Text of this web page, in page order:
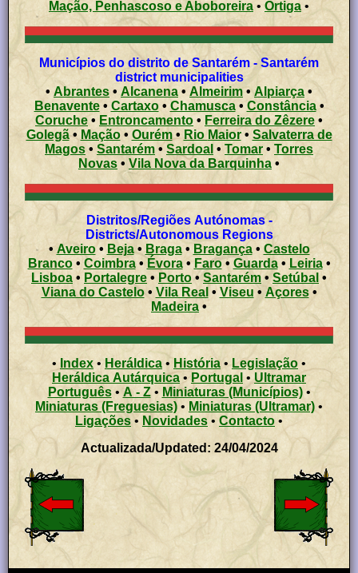
Mação, Penhascoso e Aboboreira • Ortiga •
Municípios do distrito de Santarém - Santarém
district municipalities
• Abrantes • Alcanena • Almeirim• Alpiarça •
Benavente• Cartaxo• Chamusca• Constância•
Coruche• Entroncamento • Ferreira do Zêzere •
Golegã• Mação• Ourém• Rio Maior• Salvaterra de
Magos• Santarém • Sardoal • Tomar • Torres
Novas • Vila Nova da Barquinha •
Distritos/Regiões Autónomas -
Districts/Autonomous Regions
• Aveiro• Beja• Braga•Bragança• Castelo
Branco• Coimbra• Évora• Faro• Guarda• Leiria•
Lisboa • Portalegre • Porto • Santarém • Setúbal •
Viana do Castelo• Vila Real • Viseu • Açores •
Madeira •
• Index • Heráldica •História • Legislação •
Heráldica Autárquica • Portugal • Ultramar
Português• A - Z• Miniaturas (Municípios)•
Miniaturas (Freguesias) • Miniaturas (Ultramar) •
Ligações • Novidades • Contacto •
Actualizada/Updated: 24/04/2024